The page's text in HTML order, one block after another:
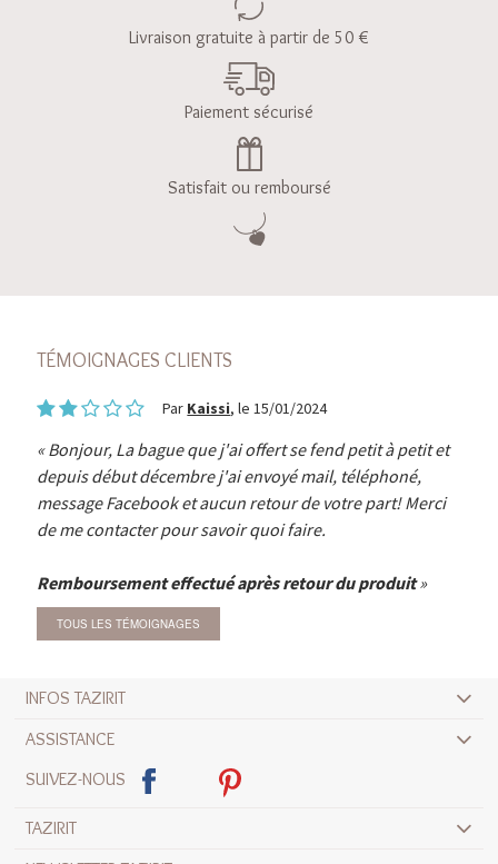
Livraison gratuite à partir de 50 €
Paiement sécurisé
Satisfait ou remboursé
TÉMOIGNAGES CLIENTS
Par Kaissi, le 15/01/2024
Bonjour, La bague que j'ai offert se fend petit à petit et
depuis début décembre j'ai envoyé mail, téléphoné,
message Facebook et aucun retour de votre part! Merci
de me contacter pour savoir quoi faire.
Remboursement effectué après retour du produit
TOUS LES TÉMOIGNAGES
INFOS TAZIRIT
ASSISTANCE
SUIVEZ-NOUS
TAZIRIT